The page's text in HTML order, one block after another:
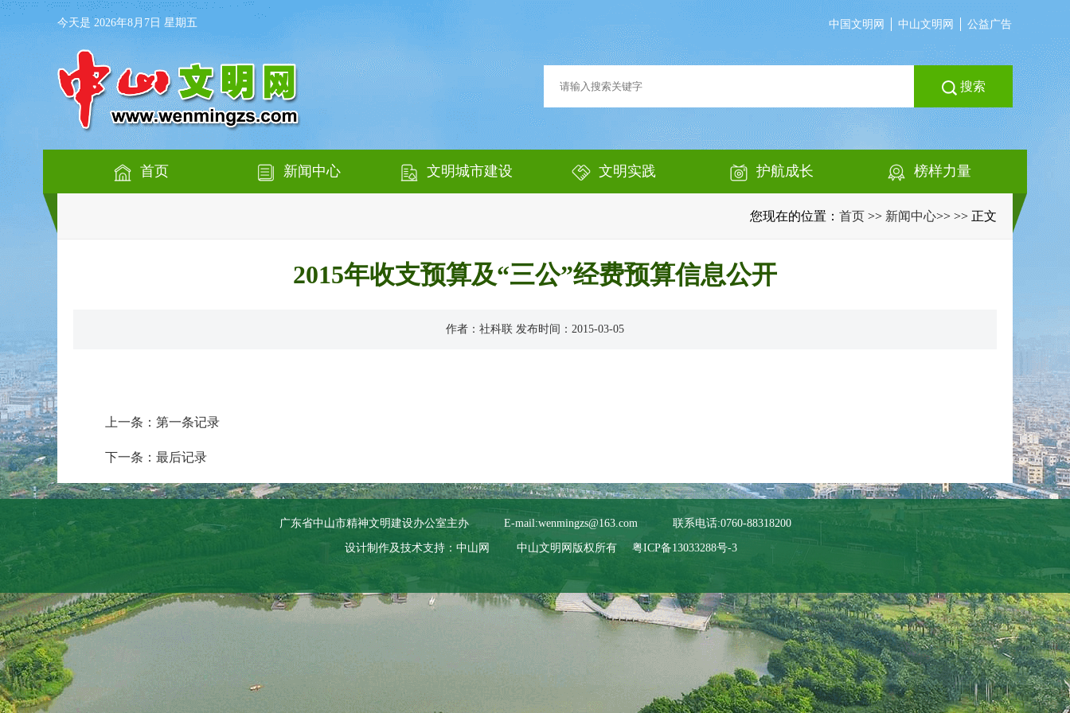
今天是 2026年8月7日 星期五 中国文明网 中山文明网 公益广告
搜索
首页 新闻中心 文明城市建设 文明实践 护航成长 榜样力量
您现在的位置： 首页 >> 新闻中心>> >> 正文
2015年收支预算及“三公”经费预算信息公开
作者：社科联 发布时间：2015-03-05
上一条：第一条记录
下一条：最后记录
广东省中山市精神文明建设办公室主办 E-mail:wenmingzs@163.com 联系电话:0760-88318200
设计制作及技术支持：中山网 中山文明网版权所有 粤ICP备13033288号-3